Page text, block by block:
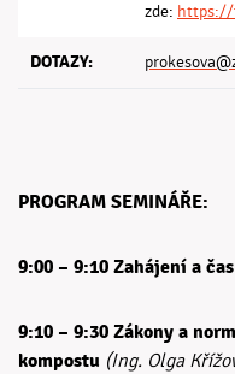
zde: https://
DOTAZY:
PROGRAM SEMINÁŘE:
9:00 – 9:10 Zahájení a
9:10 – 9:30 Zákony a
kompostu (Ing. Olga